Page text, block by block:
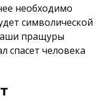
необходимо
символической
пращуры
спасет человека